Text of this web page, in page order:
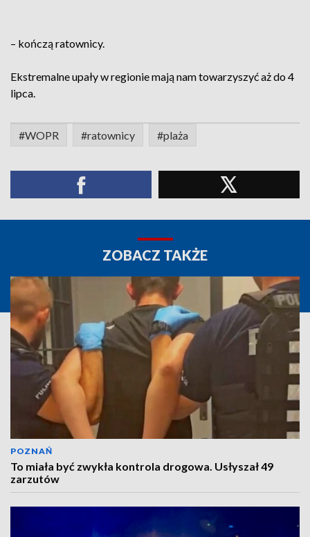
– kończą ratownicy.
Ekstremalne upały w regionie mają nam towarzyszyć aż do 4
lipca.
#WOPR #ratownicy #plaża
ZOBACZ TAKŻE
POZNAŃ
To miała być zwykła kontrola drogowa. Usłyszał 49
zarzutów